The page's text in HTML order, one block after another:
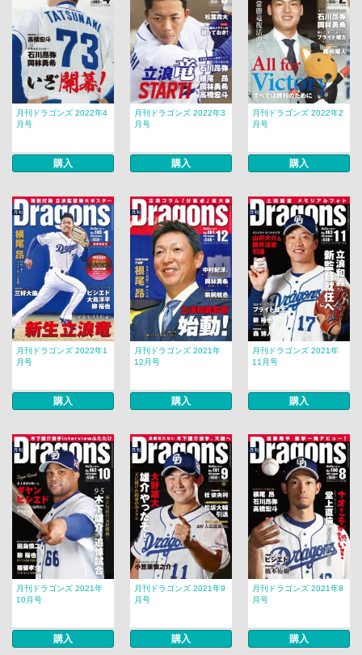
月刊ドラゴンズ 2022年4
月号
購入
月刊ドラゴンズ 2022年3
月号
購入
月刊ドラゴンズ 2022年2
月号
購入
月刊ドラゴンズ 2022年1
月号
購入
月刊ドラゴンズ 2021年
12月号
購入
月刊ドラゴンズ 2021年
11月号
購入
月刊ドラゴンズ 2021年
10月号
購入
月刊ドラゴンズ 2021年9
月号
購入
月刊ドラゴンズ 2021年8
月号
購入